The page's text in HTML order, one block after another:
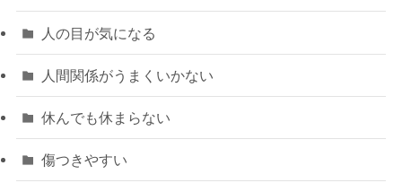
人の目が気になる
人間関係がうまくいかない
休んでも休まらない
傷つきやすい